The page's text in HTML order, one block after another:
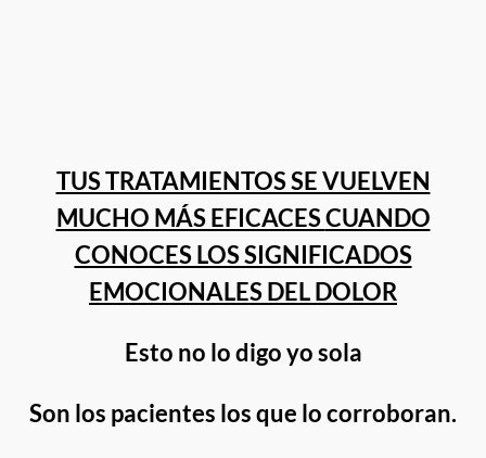
TUS TRATAMIENTOS SE VUELVEN
MUCHO MÁS EFICACESCUANDO
CONOCES LOS SIGNIFICADOS
EMOCIONALES DEL DOLOR
Esto no lo digo yo sola
Son los pacientes los que lo corroboran.